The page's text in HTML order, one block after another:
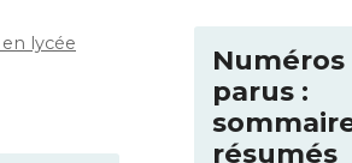
lycée
Numéros
parus :
résumés